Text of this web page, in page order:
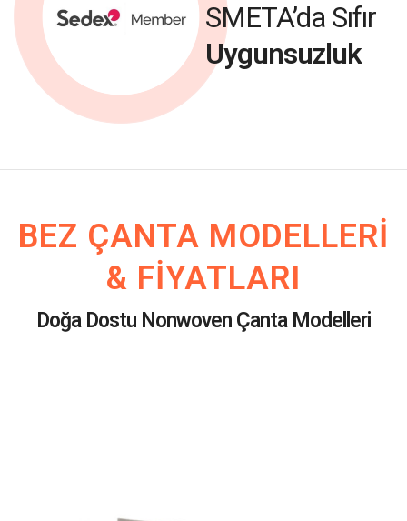
SMETA’da Sıfır
Uygunsuzluk
BEZ ÇANTA MODELLERI
& FIYATLARI
Doğa Dostu Nonwoven Çanta Modelleri